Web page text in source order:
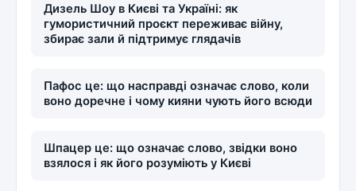
Дизель Шоу в Києві та Україні: як
гумористичний проєкт переживає війну,
збирає зали й підтримує глядачів
Пафос це: що насправді означає слово, коли
воно доречне і чому кияни чують його всюди
Шпацер це: що означає слово, звідки воно
взялося і як його розуміють у Києві